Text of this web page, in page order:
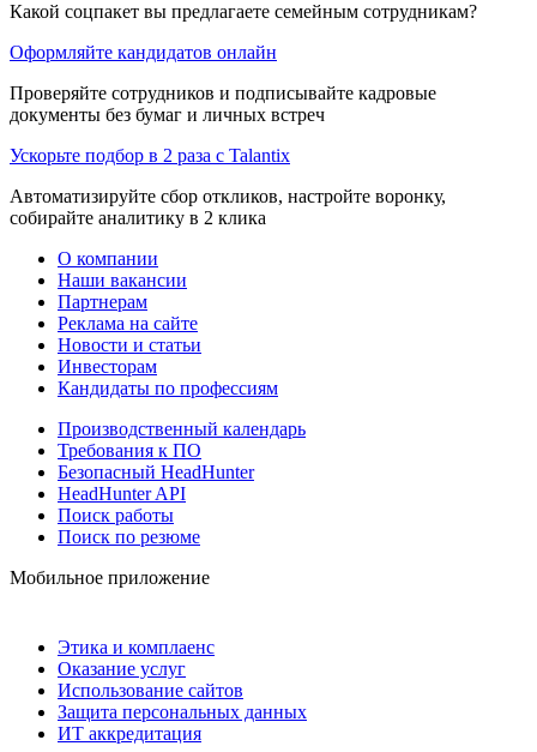
Какой соцпакет вы предлагаете семейным сотрудникам?
Оформляйте кандидатов онлайн
Проверяйте сотрудников и подписывайте кадровые
документы без бумаг и личных встреч
Ускорьте подбор в 2 раза с Talantix
Автоматизируйте сбор откликов, настройте воронку,
собирайте аналитику в 2 клика
О компании
Наши вакансии
Партнерам
Реклама на сайте
Новости и статьи
Инвесторам
Кандидаты по профессиям
Производственный календарь
Требования к ПО
Безопасный HeadHunter
HeadHunter API
Поиск работы
Поиск по резюме
Мобильное приложение
Этика и комплаенс
Оказание услуг
Использование сайтов
Защита персональных данных
ИТ аккредитация